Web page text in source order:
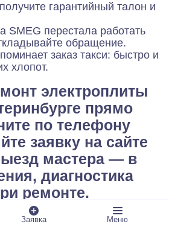
гарантийный талон и
SMEG перестала работать
обращение.
заказ такси: быстро и
хлопот.
электроплиты
прямо
по телефону
заявку на сайте
мастера — в
диагностика
ремонте.
6 месяцев. Оплата
Заявка Меню